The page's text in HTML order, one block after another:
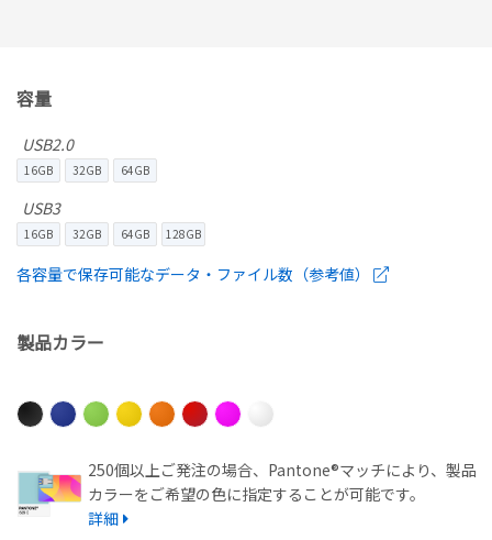
容量
USB2.0
16GB 32GB 64GB
USB3
16GB 32GB 64GB 128GB
各容量で保存可能なデータ・ファイル数（参考値）
製品カラー
250個以上ご発注の場合、Pantone®マッチにより、製品
カラーをご希望の色に指定することが可能です。
詳細